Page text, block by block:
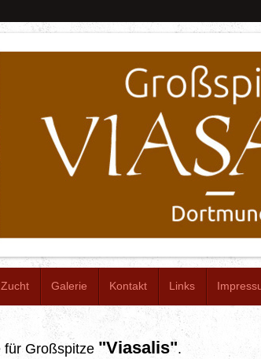
Zucht Galerie Kontakt Links
für Großspitze "Viasalis".